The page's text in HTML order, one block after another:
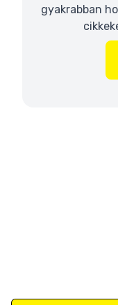
gyakrabban